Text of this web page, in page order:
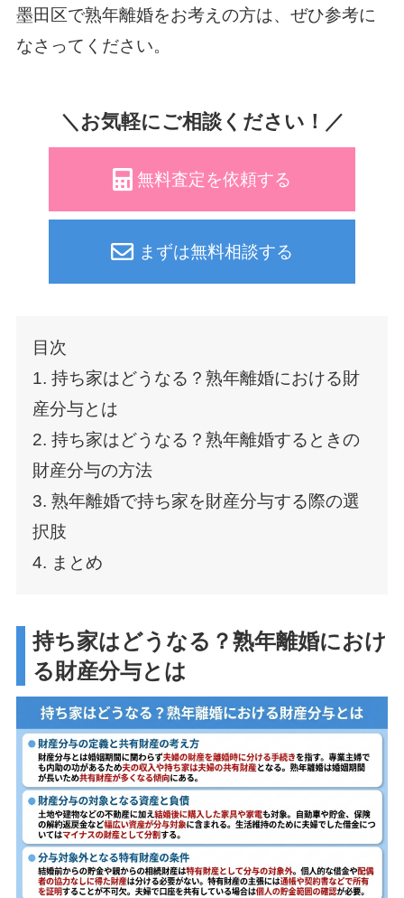
墨田区で熟年離婚をお考えの方は、ぜひ参考に
なさってください。
＼お気軽にご相談ください！／
無料査定を依頼する
まずは無料相談する
目次
1. 持ち家はどうなる？熟年離婚における財
産分与とは
2. 持ち家はどうなる？熟年離婚するときの
財産分与の方法
3. 熟年離婚で持ち家を財産分与する際の選
択肢
4. まとめ
持ち家はどうなる？熟年離婚におけ
る財産分与とは